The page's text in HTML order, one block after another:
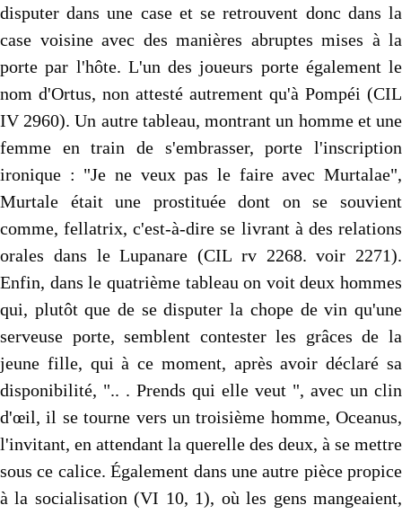
disputer dans une case et se retrouvent donc dans la
case voisine avec des manières abruptes mises à la
porte par l'hôte. L'un des joueurs porte également le
nom d'Ortus, non attesté autrement qu'à Pompéi (CIL
IV 2960). Un autre tableau, montrant un homme et une
femme en train de s'embrasser, porte l'inscription
ironique : "Je ne veux pas le faire avec Murtalae",
Murtale était une prostituée dont on se souvient
comme, fellatrix, c'est-à-dire se livrant à des relations
orales dans le Lupanare (CIL rv 2268. voir 2271).
Enfin, dans le quatrième tableau on voit deux hommes
qui, plutôt que de se disputer la chope de vin qu'une
serveuse porte, semblent contester les grâces de la
jeune fille, qui à ce moment, après avoir déclaré sa
disponibilité, ".. . Prends qui elle veut ", avec un clin
d'œil, il se tourne vers un troisième homme, Oceanus,
l'invitant, en attendant la querelle des deux, à se mettre
sous ce calice. Également dans une autre pièce propice
à la socialisation (VI 10, 1), où les gens mangeaient,